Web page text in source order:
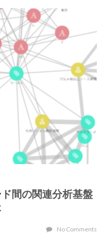
間の関連分析基盤
No Comments